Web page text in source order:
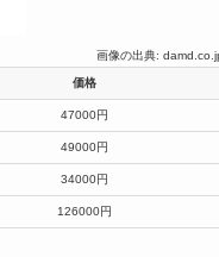
画像の出典:
価格
47000円
49000円
34000円
126000円